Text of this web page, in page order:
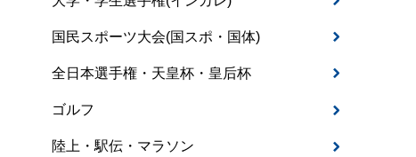
国民スポーツ大会(国スポ・国体)
全日本選手権・天皇杯・皇后杯
ゴルフ
陸上・駅伝・マラソン